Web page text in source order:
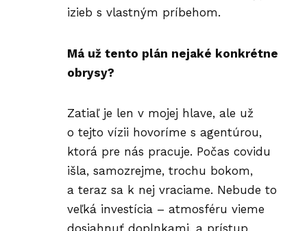
izieb s vlastným príbehom.
Má už tento plán nejaké konkrétne
obrysy?
Zatiaľ je len v mojej hlave, ale už
o tejto vízii hovoríme s agentúrou,
ktorá pre nás pracuje. Počas covidu
išla, samozrejme, trochu bokom,
a teraz sa k nej vraciame. Nebude to
veľká investícia – atmosféru vieme